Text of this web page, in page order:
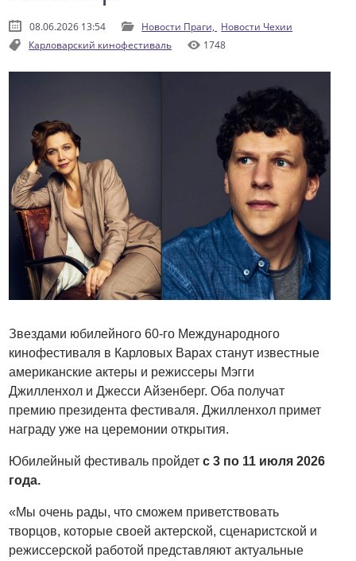
08.06.2026 13:54 Новости Праги, Новости Чехии
Карловарский кинофестиваль
1748
Звездами юбилейного 60-го Международного
кинофестиваля в Карловых Варах станут известные
американские актеры и режиссеры Мэгги
Джилленхол и Джесси Айзенберг. Оба получат
премию президента фестиваля. Джилленхол примет
награду уже на церемонии открытия.
Юбилейный фестиваль пройдетс 3 по 11 июля 2026
года.
«Мы очень рады, что сможем приветствовать
творцов, которые своей актерской, сценаристской и
режиссерской работой представляют актуальные